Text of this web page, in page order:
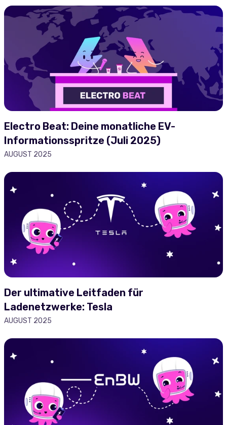
Electro Beat: Deine monatliche EV-
Informationsspritze (Juli 2025)
AUGUST 2025
Der ultimative Leitfaden für
Ladenetzwerke: Tesla
AUGUST 2025